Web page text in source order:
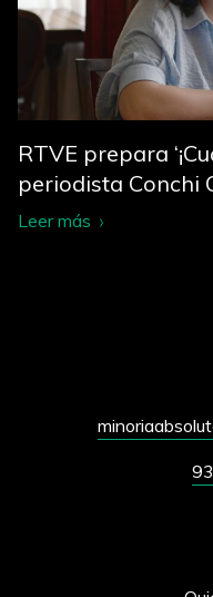
RTVE prepara
periodista Conchi
Leer más